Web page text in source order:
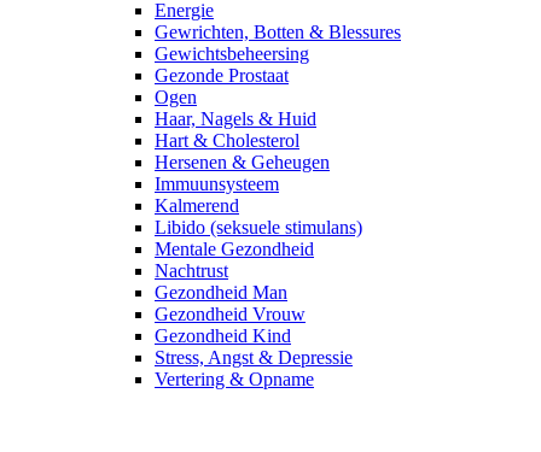
Energie
Gewrichten, Botten & Blessures
Gewichtsbeheersing
Gezonde Prostaat
Ogen
Haar, Nagels & Huid
Hart & Cholesterol
Hersenen & Geheugen
Immuunsysteem
Kalmerend
Libido (seksuele stimulans)
Mentale Gezondheid
Nachtrust
Gezondheid Man
Gezondheid Vrouw
Gezondheid Kind
Stress, Angst & Depressie
Vertering & Opname